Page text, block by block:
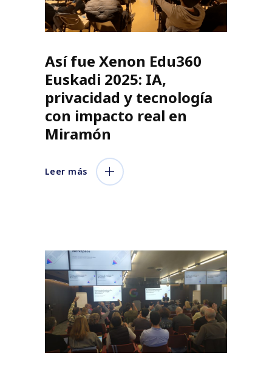
Así fue Xenon Edu360
Euskadi 2025: IA,
privacidad y tecnología
con impacto real en
Miramón
Leer más